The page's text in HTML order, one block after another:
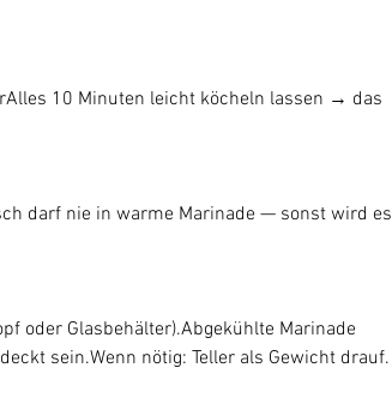
10 Minuten leicht köcheln lassen → das
darf nie in warme Marinade — sonst wird es
oder Glasbehälter).Abgekühlte Marinade
sein.Wenn nötig: Teller als Gewicht drauf.